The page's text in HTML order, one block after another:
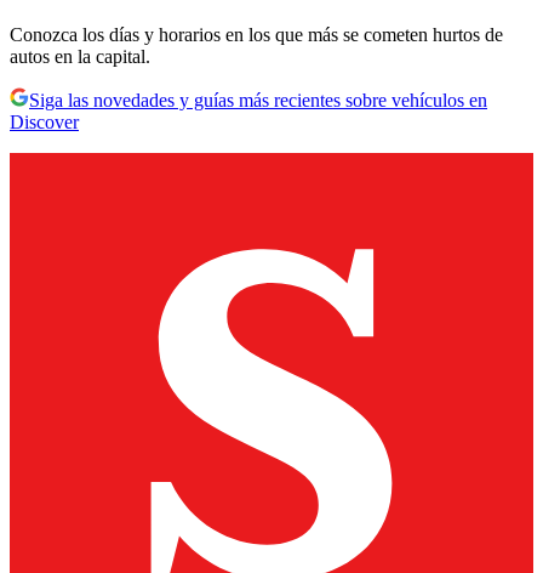
Conozca los días y horarios en los que más se cometen hurtos de
autos en la capital.
Siga las novedades y guías más recientes sobre vehículos en
Discover